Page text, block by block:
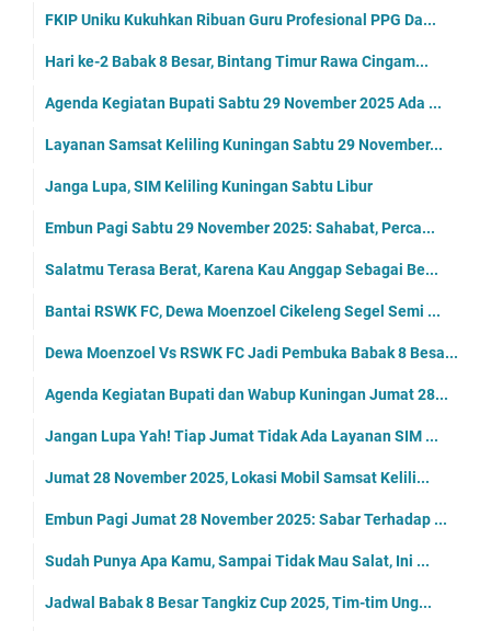
FKIP Uniku Kukuhkan Ribuan Guru Profesional PPG Da...
Hari ke-2 Babak 8 Besar, Bintang Timur Rawa Cingam...
Agenda Kegiatan Bupati Sabtu 29 November 2025 Ada ...
Layanan Samsat Keliling Kuningan Sabtu 29 November...
Janga Lupa, SIM Keliling Kuningan Sabtu Libur
Embun Pagi Sabtu 29 November 2025: Sahabat, Perca...
Salatmu Terasa Berat, Karena Kau Anggap Sebagai Be...
Bantai RSWK FC, Dewa Moenzoel Cikeleng Segel Semi ...
Dewa Moenzoel Vs RSWK FC Jadi Pembuka Babak 8 Besa...
Agenda Kegiatan Bupati dan Wabup Kuningan Jumat 28...
Jangan Lupa Yah! Tiap Jumat Tidak Ada Layanan SIM ...
Jumat 28 November 2025, Lokasi Mobil Samsat Kelili...
Embun Pagi Jumat 28 November 2025: Sabar Terhadap ...
Sudah Punya Apa Kamu, Sampai Tidak Mau Salat, Ini ...
Jadwal Babak 8 Besar Tangkiz Cup 2025, Tim-tim Ung...